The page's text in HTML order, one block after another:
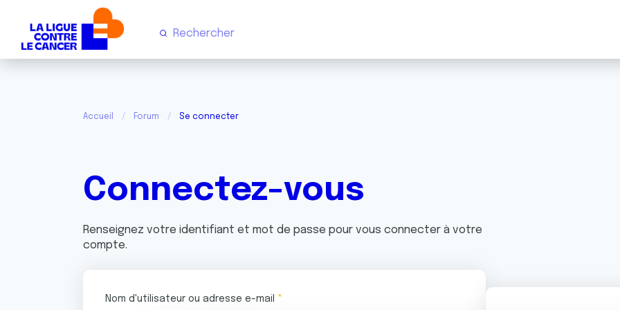
Accueil Forum Se connecter
Connectez-vous
Renseignez votre identifiant et mot de passe pour vous connecter à votre
compte.
Nom d'utilisateur ou adresse e-mail